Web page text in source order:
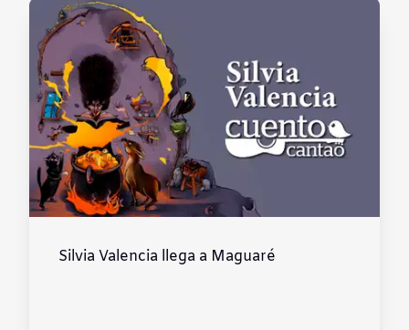
Silvia Valencia llega a Maguaré